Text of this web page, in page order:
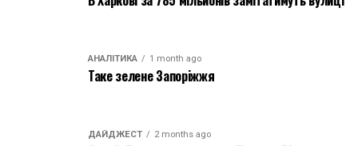
АНАЛІТИКА 1 month ago
Таке зелене Запоріжжя
ДАЙДЖЕСТ 2 months ago